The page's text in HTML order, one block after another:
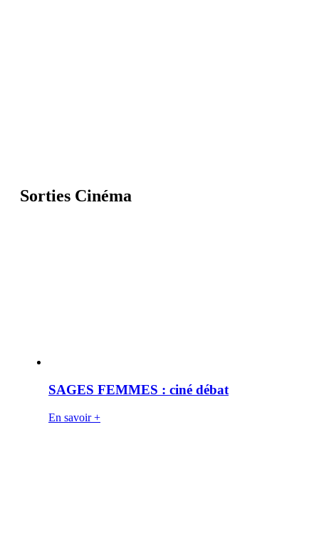
Sorties Cinéma
SAGES FEMMES : ciné débat
En savoir +